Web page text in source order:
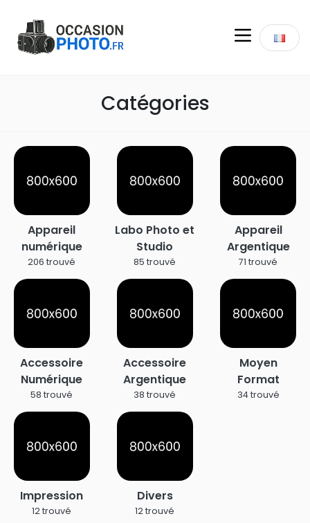
Catégories
Appareil
numérique
206 trouvé
Labo Photo et
Studio
85 trouvé
Appareil
Argentique
71 trouvé
Accessoire
Numérique
58 trouvé
Accessoire
Argentique
38 trouvé
Moyen
Format
34 trouvé
Impression
12 trouvé
Divers
12 trouvé